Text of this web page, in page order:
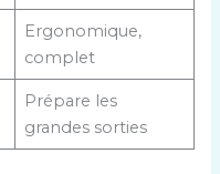
Ergonomique,
complet
Prépare les
grandes sorties